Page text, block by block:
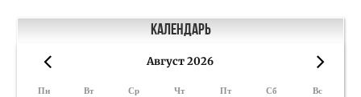
Календарь
Август 2026
Пн Вт Ср Чт Пт Сб Вс